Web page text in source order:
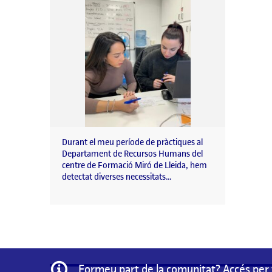
Durant el meu període de pràctiques al
Departament de Recursos Humans del
centre de Formació Miró de Lleida, hem
detectat diverses necessitats…
Informació